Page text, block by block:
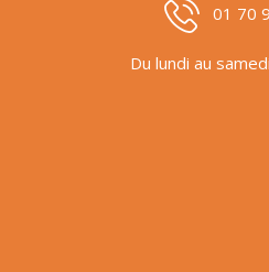
01 70
Du lundi au